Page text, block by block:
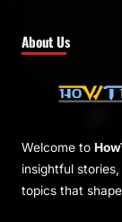
About Us
Welcome to
insightful
topics that